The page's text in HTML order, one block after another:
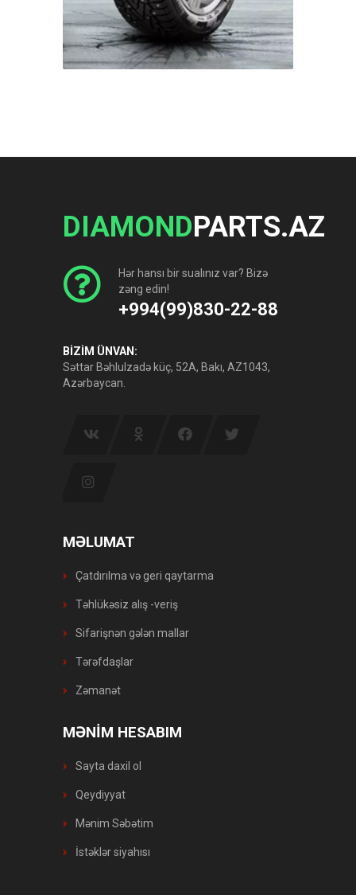
DIAMONDPARTS.AZ
Hər hansı bir sualınız var? Bizə
zəng edin!
+994(99)830-22-88
BİZİM ÜNVAN:
Səttar Bəhlulzadə küç, 52A, Bakı, AZ1043,
Azərbaycan.
MƏLUMAT
Çatdırılma və geri qaytarma
Təhlükəsiz alış -veriş
Sifarişnən gələn mallar
Tərəfdaşlar
Zəmanət
MƏNİM HESABIM
Sayta daxil ol
Qeydiyyat
Mənim Səbətim
İstəklər siyahısı